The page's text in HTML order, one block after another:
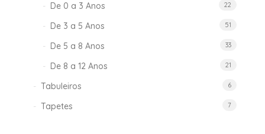
De 0 a 3 Anos 22
De 3 a 5 Anos 51
De 5 a 8 Anos 33
De 8 a 12 Anos 21
Tabuleiros 6
Tapetes 7